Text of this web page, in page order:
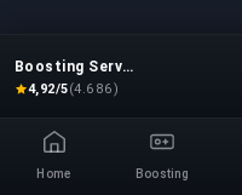
Boosting Service
4,92/5(4.686)
Home Boosting